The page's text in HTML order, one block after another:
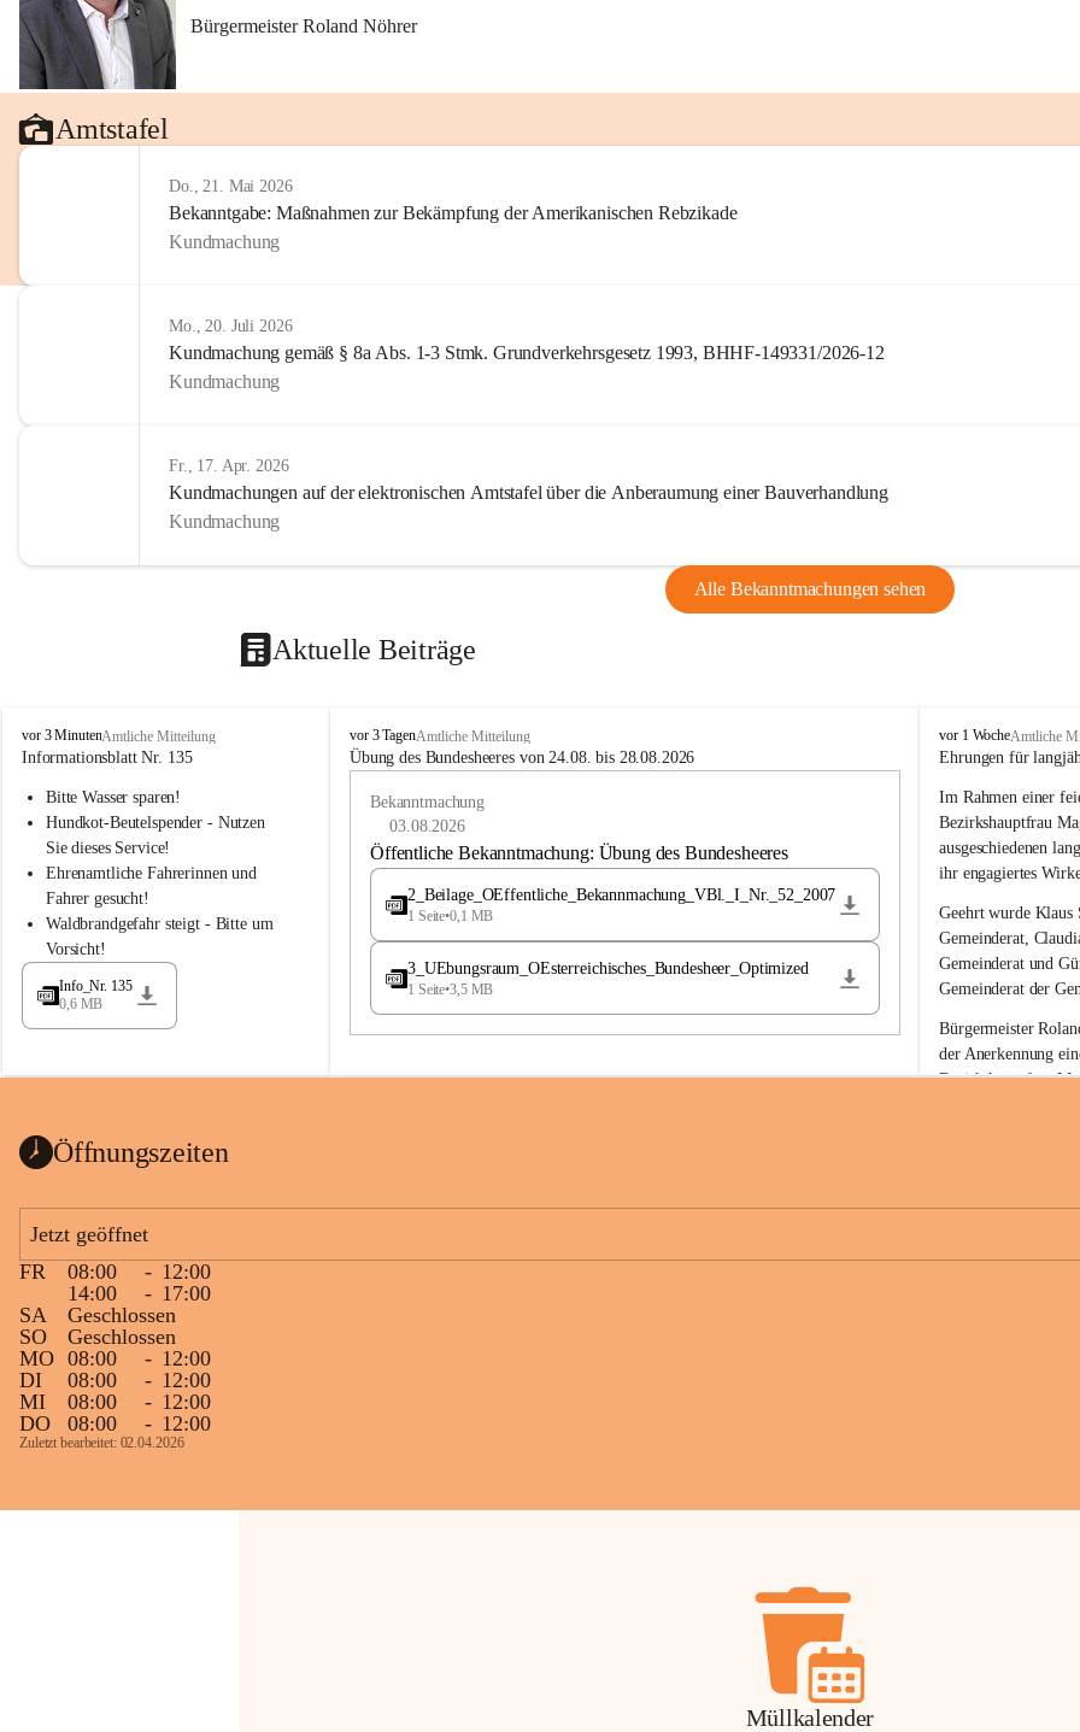
Bürgermeister Roland Nöhrer
Amtstafel
Do., 21. Mai 2026
Bekanntgabe: Maßnahmen zur Bekämpfung der Amerikanischen Rebzikade
Kundmachung
Mo., 20. Juli 2026
Kundmachung gemäß § 8a Abs. 1-3 Stmk. Grundverkehrsgesetz 1993, BHHF-149331/2026-12
Kundmachung
Fr., 17. Apr. 2026
Kundmachungen auf der elektronischen Amtstafel über die Anberaumung einer Bauverhandlung
Kundmachung
Alle Bekanntmachungen sehen
Aktuelle Beiträge
B
u
h
a
d
l
a
vor 3 MinutenAmtliche Mitteilung
Informationsblatt Nr. 135
Bitte Wasser sparen!
Hundkot-Beutelspender - Nutzen
Sie dieses Service!
Ehrenamtliche Fahrerinnen und
Fahrer gesucht!
Waldbrandgefahr steigt - Bitte um
Vorsicht!
Info_Nr. 135
0,6 MB
B
u
e
a
vor 3 TagenAmtliche Mitteilung
Übung des Bundesheeres von 24.08. bis 28.08.2026
Bekanntmachung
03.08.2026
Öffentliche Bekanntmachung: Übung des Bundesheeres
2_Beilage_OEffentliche_Bekannmachung_VBl._I_Nr._52_2007
1 Seite•0,1 MB
3_UEbungsraum_OEsterreichisches_Bundesheer_Optimized
1 Seite•3,5 MB
B
u
h
-
S
t
M
a
g
d
a
l
e
n
a
vor 1 WocheAmtliche
Ehrungen für
Im Rahmen einer
Bezirkshauptfrau
ausgeschiedenen
ihr engagiertes
Geehrt wurde Klaus
Gemeinderat,
Gemeinderat und
Gemeinderat der
Bürgermeister
der Anerkennung
Bezirkshauptfrau
Öffnungszeiten
Jetzt geöffnet
FR
08:00 - 12:00
14:00
- 17:00
SA
Geschlossen
SO
Geschlossen
MO 08:00 - 12:00
DI
08:00 - 12:00
MI
08:00 - 12:00
DO
08:00 - 12:00
Zuletzt bearbeitet: 02.04.2026
Müllkalender